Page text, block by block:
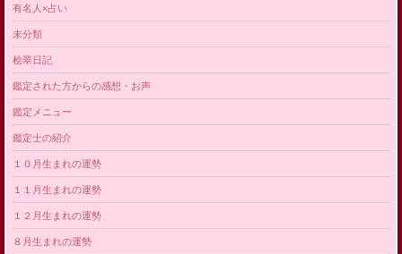
有名人×占い
未分類
桧翠日記
鑑定された方からの感想・お声
鑑定メニュー
鑑定士の紹介
１０月生まれの運勢
１１月生まれの運勢
１２月生まれの運勢
８月生まれの運勢